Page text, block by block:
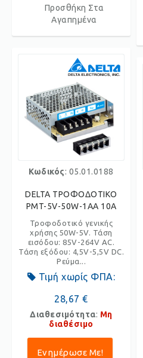
Προσθήκη Στα
Αγαπημένα
Κωδικός: 05.01.0188
DELTA ΤΡΟΦΟΔΟΤΙΚΟ
PMT-5V-50W-1AA 10A
Τροφοδοτικό γενικής
χρήσης 50W-5V. Τάση
εισόδου: 85V-264V AC.
Τάση εξόδου: 4,5V-5,5V DC.
Ρεύμα...
Τιμή χωρίς ΦΠΑ:
28,67 €
Διαθεσιμότητα: Μη
διαθέσιμο
Ενημέρωσε Με!